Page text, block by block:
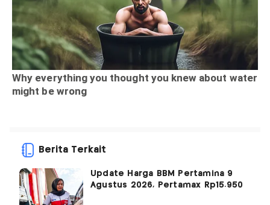
Berita Terkait
Update Harga BBM Pertamina 9
Agustus 2026, Pertamax Rp15.950